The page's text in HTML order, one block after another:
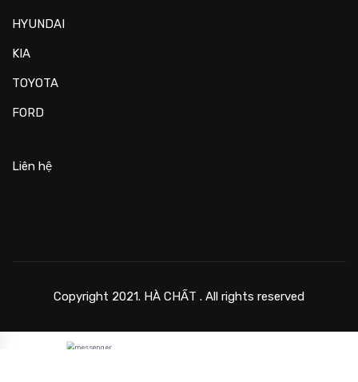
HYUNDAI
KIA
TOYOTA
FORD
Liên hệ
Copyright 2021. HÀ CHẤT . All rights reserved